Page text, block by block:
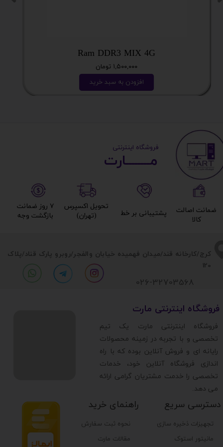
Ram DDR3 MIX 4G
۱,۵۰۰,۰۰۰ تومان
افزودن به سبد خرید
​​کرج/کارخانه قند/میدان فهمیده خیابان والفجر/روبرو پارک قناد/پلاک
120
تجهیزات ذخیره سازی
مانیتور استوک
دسترسی سریع راهنمای خرید
نحوه ثبت سفارش
مقالات مارت
​فروشگاه اینترنتی مارت
​فروشگاه اینترنتی مارت یک تیم
تخصصی و با تجربه در زمینه محصولات
رایانه ای و فروش آنلاین بوده که با راه
اندازی فروشگاه آنلاین خود، خدمات
تخصصی را خدمت مشتریان گرامی ارائه
می دهد.
026-32703568
مــــــــارت​​​​​​
​ ​فروشگاه اینترنتی
۷ روز ضمانت
بازگشت وجه​​​​​​​
تحویل اکسپرس
(تهران)​​​​​​​
پشتیبانی بر خط​​​​​​​
ضمانت اصالت
کالا​​​​​​​